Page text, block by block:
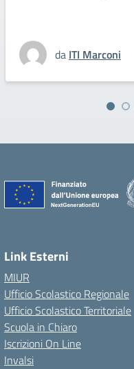
da ITI Marconi
Link Esterni
MIUR
Ufficio Scolastico Regionale
Ufficio Scolastico Territoriale
Scuola in Chiaro
Iscrizioni On Line
Invalsi